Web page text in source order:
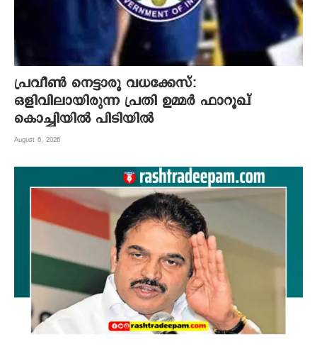
പ്രവീൺ നെട്ടാരൂ വധക്കേസ്:
ഒളിവിലായിരുന്ന പ്രതി ഉമ്മർ ഫാറൂഖ്
കൊച്ചിയിൽ പിടിയിൽ
August 6, 2026